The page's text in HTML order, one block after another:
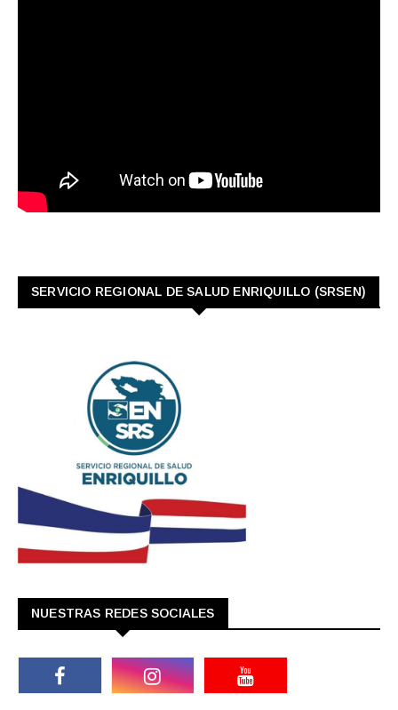
SERVICIO REGIONAL DE SALUD ENRIQUILLO (SRSEN)
NUESTRAS REDES SOCIALES